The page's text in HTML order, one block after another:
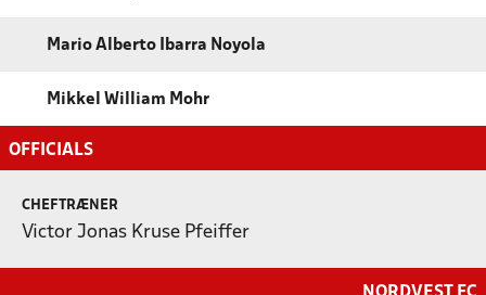
Mario Alberto Ibarra Noyola
Mikkel William Mohr
OFFICIALS
CHEFTRÆNER
Victor Jonas Kruse Pfeiffer